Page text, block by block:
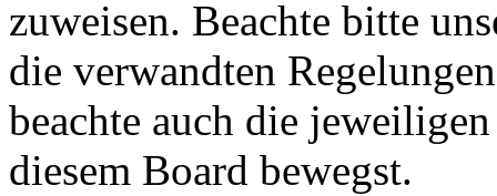
zuweisen. Beachte bitte
die verwandten
beachte auch die
diesem Board bewegst.